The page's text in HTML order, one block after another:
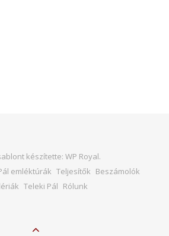
készítette: WP Royal.
emléktúrák Teljesítők Beszámolók
Teleki Pál Rólunk